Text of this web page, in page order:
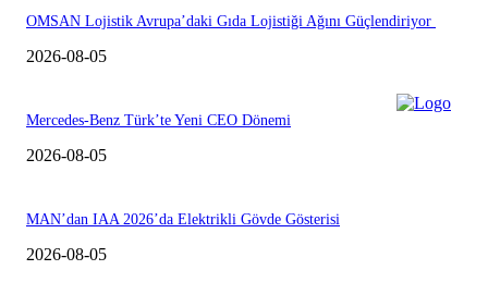
OMSAN Lojistik Avrupa’daki Gıda Lojistiği Ağını Güçlendiriyor
2026-08-05
Mercedes-Benz Türk’te Yeni CEO Dönemi
2026-08-05
MAN’dan IAA 2026’da Elektrikli Gövde Gösterisi
2026-08-05